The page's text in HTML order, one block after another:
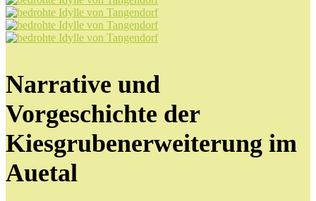
Narrative und
Vorgeschichte der
Kiesgrubenerweiterung im
Auetal